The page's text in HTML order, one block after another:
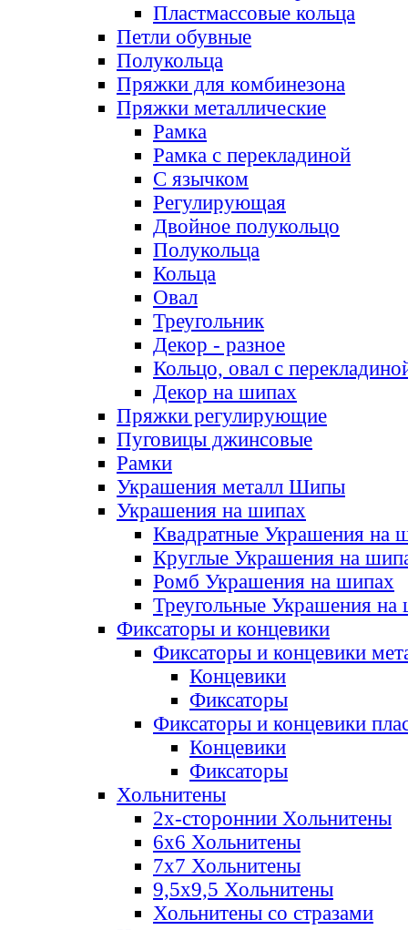
Пластмассовые кольца
Петли обувные
Полукольца
Пряжки для комбинезона
Пряжки металлические
Рамка
Рамка с перекладиной
С язычком
Регулирующая
Двойное полукольцо
Полукольца
Кольца
Овал
Треугольник
Декор - разное
Кольцо, овал с
Декор на шипах
Пряжки регулирующие
Пуговицы джинсовые
Рамки
Украшения металл Шипы
Украшения на шипах
Квадратные Украшения на
Круглые Украшения на
Ромб Украшения на шипах
Треугольные Украшения на
Фиксаторы и концевики
Фиксаторы и концевики
Концевики
Фиксаторы
Фиксаторы и концевики
Концевики
Фиксаторы
Хольнитены
2х-стороннии Хольнитены
6х6 Хольнитены
7х7 Хольнитены
9,5х9,5 Хольнитены
Хольнитены со стразами